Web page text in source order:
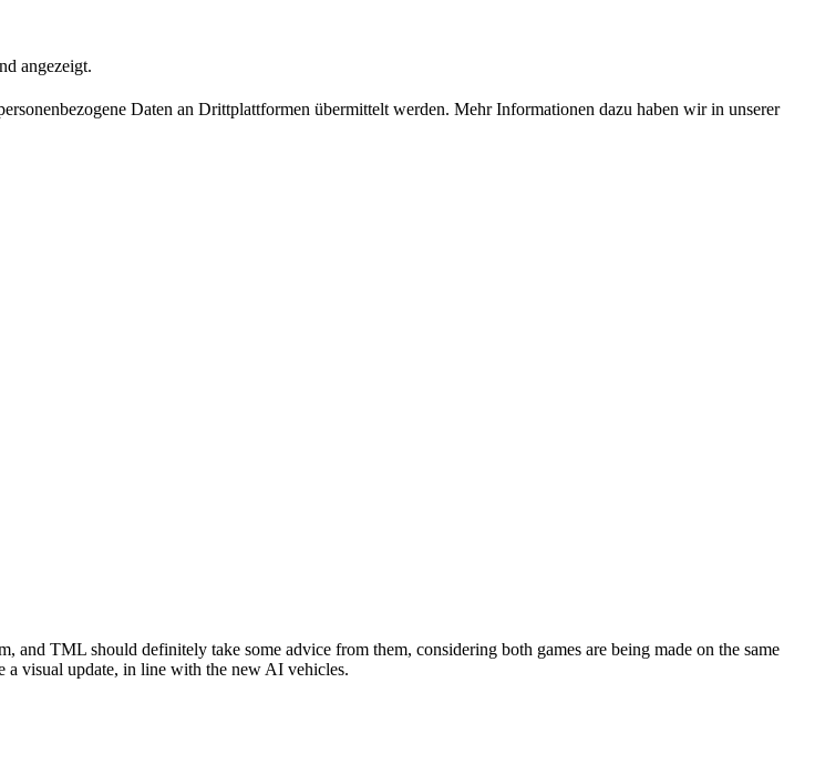
angezeigt.
Daten an Drittplattformen übermittelt werden. Mehr Informationen dazu haben wir in unserer
and TML should definitely take some advice from them, considering both games are being made on the same
a visual update, in line with the new AI vehicles.